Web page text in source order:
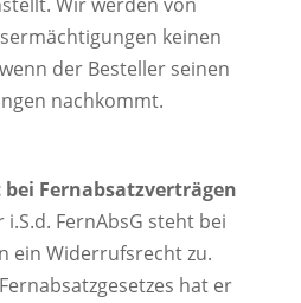
keinen
der Besteller seinen
nachkommt.
Fernabsatzverträgen
FernAbsG steht bei
ein Widerrufsrecht zu.
hat er